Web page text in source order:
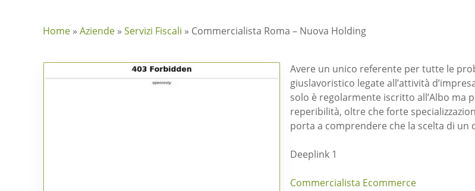
Home » Aziende » Servizi Fiscali » Commercialista Roma – Nuova Holding
Avere un unico referente per tutte le
giuslavoristico legate all’attività
solo è regolarmente iscritto all’Albo ma
reperibilità, oltre che forte
porta a comprendere che la scelta di un
Deeplink 1
Commercialista Ecommerce